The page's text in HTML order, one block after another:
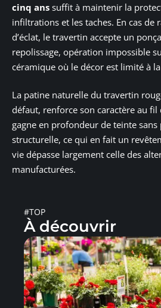
cinq ans suffit à maintenir la
infiltrations et les taches. En cas de
d’éclat, le travertin accepte un
repolissage, opération impossible
céramique où le décor est limité à
La patine naturelle du travertin
défaut, renforce son caractère au fil
gagne en profondeur de teinte sans
structurelle, ce qui en fait un
vie dépasse largement celle des
manufacturées.
#TOP
À découvrir